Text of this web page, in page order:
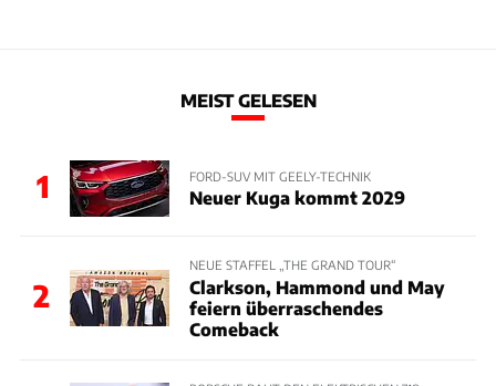
MEIST GELESEN
1 FORD-SUV MIT GEELY-TECHNIK
Neuer Kuga kommt 2029
2
NEUE STAFFEL „THE GRAND TOUR“
Clarkson, Hammond und May
feiern überraschendes
Comeback